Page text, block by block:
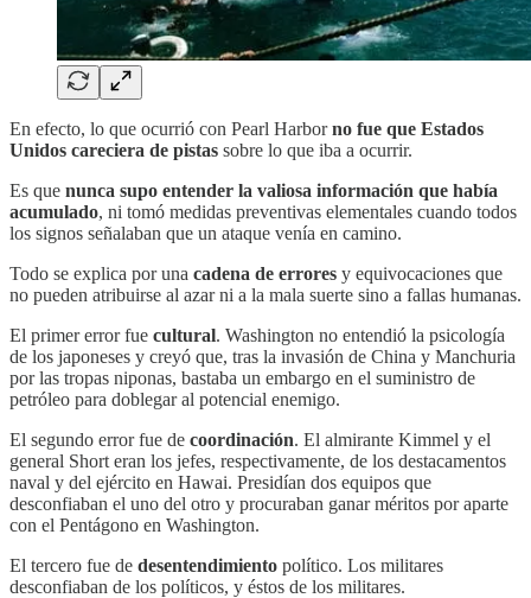
En efecto, lo que ocurrió con Pearl Harborno fue que Estados
Unidos careciera de pistas sobre lo que iba a ocurrir.
Es que nunca supo entender la valiosa información que había
acumulado, ni tomó medidas preventivas elementales cuando todos
los signos señalaban que un ataque venía en camino.
Todo se explica por una cadena de errores y equivocaciones que
no pueden atribuirse al azar ni a la mala suerte sino a fallas humanas.
El primer error fue cultural. Washington no entendió la psicología
de los japoneses y creyó que, tras la invasión de China y Manchuria
por las tropas niponas, bastaba un embargo en el suministro de
petróleo para doblegar al potencial enemigo.
El segundo error fue de coordinación. El almirante Kimmel y el
general Short eran los jefes, respectivamente, de los destacamentos
naval y del ejército en Hawai. Presidían dos equipos que
desconfiaban el uno del otro y procuraban ganar méritos por aparte
con el Pentágono en Washington.
El tercero fue de desentendimiento político. Los militares
desconfiaban de los políticos, y éstos de los militares.